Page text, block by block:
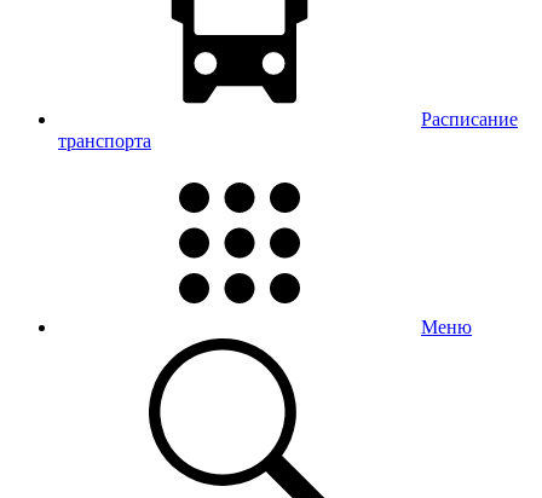
Расписание
транспорта
Меню